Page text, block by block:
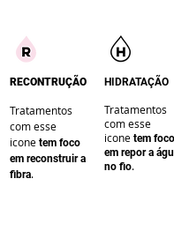
RECONTRUÇÃO
Tratamentos
com esse
icone tem foco
em reconstruir a
fibra.
HIDRATAÇÃO
Tratamentos
com esse
icone tem foco
em repor a
no fio.